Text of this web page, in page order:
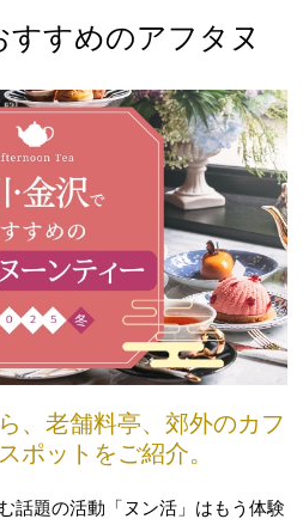
すめのアフタヌ
、老舗料亭、郊外のカフ
ポットをご紹介。
話題の活動「ヌン活」はもう体験